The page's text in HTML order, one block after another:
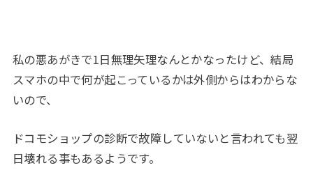
私の悪あがきで1日無理矢理なんとかなったけど、結局
スマホの中で何が起こっているかは外側からはわからな
いので、
ドコモショップの診断で故障していないと言われても翌
日壊れる事もあるようです。